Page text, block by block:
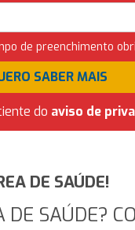
de preenchimento
SABER MAIS
do aviso de
DE SAÚDE!
SAÚDE?